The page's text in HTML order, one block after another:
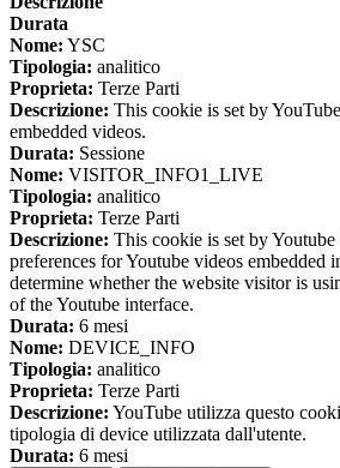
Durata
Nome: YSC
Tipologia: analitico
Proprieta: Terze Parti
Descrizione: This cookie is set by
embedded videos.
Durata: Sessione
Nome: VISITOR_INFO1_LIVE
Tipologia: analitico
Proprieta: Terze Parti
Descrizione: This cookie is set by
preferences for Youtube videos embedded
determine whether the website visitor is
of the Youtube interface.
Durata: 6 mesi
Nome: DEVICE_INFO
Tipologia: analitico
Proprieta: Terze Parti
Descrizione: YouTube utilizza questo
tipologia di device utilizzata dall'utente.
Durata: 6 mesi